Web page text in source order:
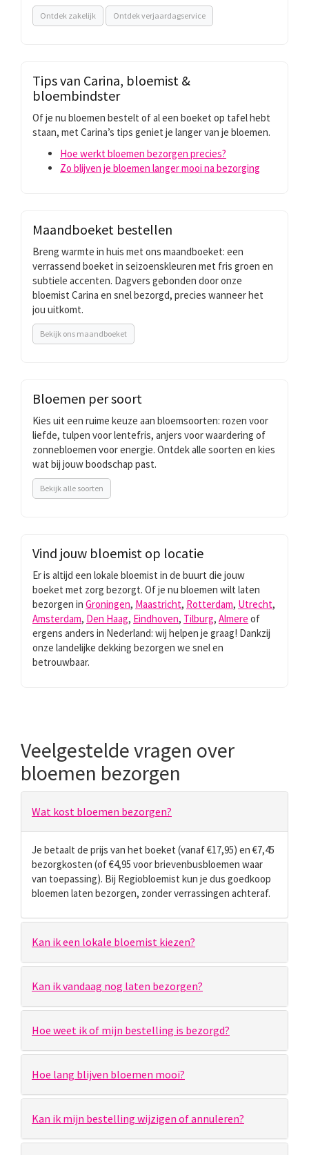
Ontdek zakelijk Ontdek verjaardagservice
Tips van Carina, bloemist &
bloembindster
Of je nu bloemen bestelt of al een boeket op tafel hebt
staan, met Carina’s tips geniet je langer van je bloemen.
Hoe werkt bloemen bezorgen precies?
Zo blijven je bloemen langer mooi na bezorging
Maandboeket bestellen
Breng warmte in huis met ons maandboeket: een
verrassend boeket in seizoenskleuren met fris groen en
subtiele accenten. Dagvers gebonden door onze
bloemist Carina en snel bezorgd, precies wanneer het
jou uitkomt.
Bekijk ons maandboeket
Bloemen per soort
Kies uit een ruime keuze aan bloemsoorten: rozen voor
liefde, tulpen voor lentefris, anjers voor waardering of
zonnebloemen voor energie. Ontdek alle soorten en kies
wat bij jouw boodschap past.
Bekijk alle soorten
Vind jouw bloemist op locatie
Er is altijd een lokale bloemist in de buurt die jouw
boeket met zorg bezorgt. Of je nu bloemen wilt laten
bezorgen in Groningen, Maastricht, Rotterdam, Utrecht,
Amsterdam, Den Haag, Eindhoven, Tilburg, Almere of
ergens anders in Nederland: wij helpen je graag! Dankzij
onze landelijke dekking bezorgen we snel en
betrouwbaar.
Veelgestelde vragen over
bloemen bezorgen
Wat kost bloemen bezorgen?
Je betaalt de prijs van het boeket (vanaf €17,95) en €7,45
bezorgkosten (of €4,95 voor brievenbusbloemen waar
van toepassing). Bij Regiobloemist kun je dus goedkoop
bloemen laten bezorgen, zonder verrassingen achteraf.
Kan ik een lokale bloemist kiezen?
Kan ik vandaag nog laten bezorgen?
Hoe weet ik of mijn bestelling is bezorgd?
Hoe lang blijven bloemen mooi?
Kan ik mijn bestelling wijzigen of annuleren?